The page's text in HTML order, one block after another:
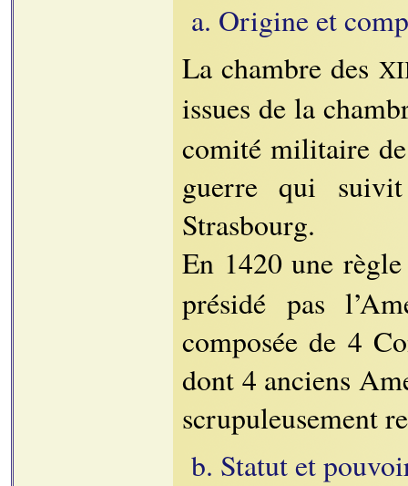
a. Origine et
La chambre des
issues de la
comité militaire
guerre qui
Strasbourg.
En 1420 une
présidé pas
composée de 4
dont 4 anciens
scrupuleusement
b. Statut et